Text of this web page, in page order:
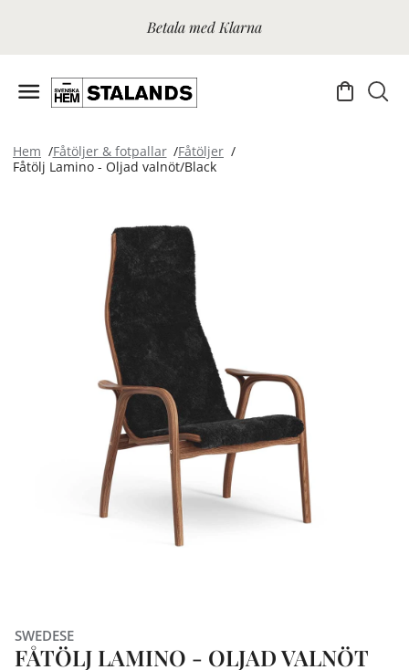
Betala med Klarna
Hem Fåtöljer & fotpallar
Fåtöljer
Fåtölj Lamino - Oljad valnöt/Black
SWEDESE
FÅTÖLJ LAMINO - OLJAD VALNÖT